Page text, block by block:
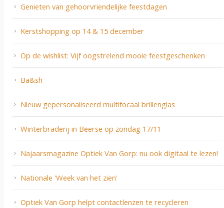
Genieten van gehoorvriendelijke feestdagen
Kerstshopping op 14 & 15 december
Op de wishlist: Vijf oogstrelend mooie feestgeschenken
Ba&sh
Nieuw gepersonaliseerd multifocaal brillenglas
Winterbraderij in Beerse op zondag 17/11
Najaarsmagazine Optiek Van Gorp: nu ook digitaal te lezen!
Nationale 'Week van het zien'
Optiek Van Gorp helpt contactlenzen te recycleren